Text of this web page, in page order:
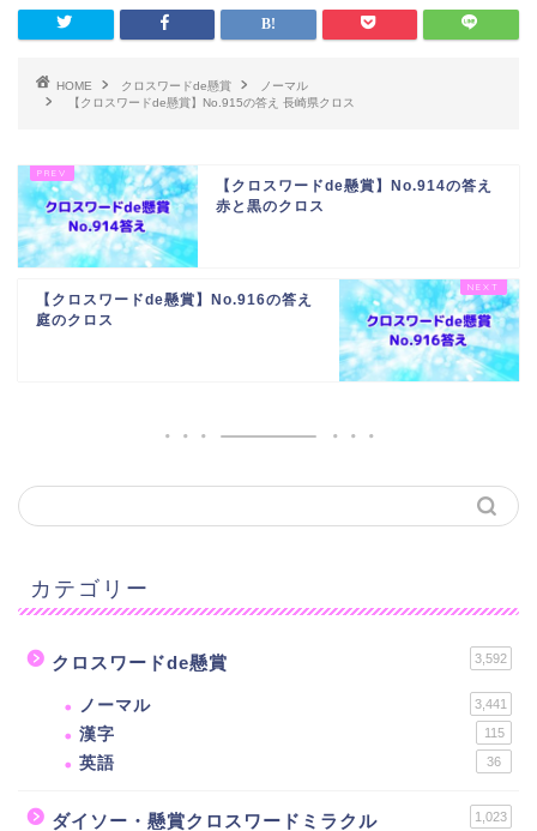
HOME クロスワードde懸賞
ノーマル
【クロスワードde懸賞】No.915の答え 長崎県クロス
【クロスワードde懸賞】No.914の答え
赤と黒のクロス
【クロスワードde懸賞】No.916の答え
庭のクロス
カテゴリー
クロスワードde懸賞 3,592
ノーマル 3,441
漢字 115
英語 36
ダイソー・懸賞クロスワードミラクル 1,023